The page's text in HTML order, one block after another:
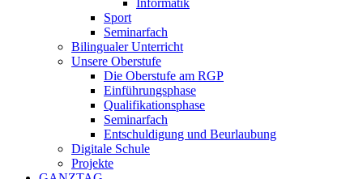
Informatik
Sport
Seminarfach
Bilingualer Unterricht
Unsere Oberstufe
Die Oberstufe am RGP
Einführungsphase
Qualifikationsphase
Seminarfach
Entschuldigung und Beurlaubung
Digitale Schule
Projekte